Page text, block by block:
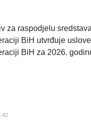
za raspodjelu
BiH utvrđuje
BiH za 2026.